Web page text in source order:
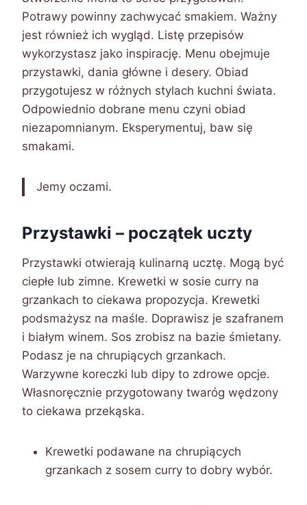
Potrawy powinny zachwycać smakiem. Ważny
jest również ich wygląd. Listę przepisów
wykorzystasz jako inspirację. Menu obejmuje
przystawki, dania główne i desery. Obiad
przygotujesz w różnych stylach kuchni świata.
Odpowiednio dobrane menu czyni obiad
niezapomnianym. Eksperymentuj, baw się
smakami.
Jemy oczami.
Przystawki – początek uczty
Przystawki otwierają kulinarną ucztę. Mogą być
ciepłe lub zimne. Krewetki w sosie curry na
grzankach to ciekawa propozycja. Krewetki
podsmażysz na maśle. Doprawisz je szafranem
i białym winem. Sos zrobisz na bazie śmietany.
Podasz je na chrupiących grzankach.
Warzywne koreczki lub dipy to zdrowe opcje.
Własnoręcznie przygotowany twaróg wędzony
to ciekawa przekąska.
Krewetki podawane na chrupiących
grzankach z sosem curry to dobry wybór.